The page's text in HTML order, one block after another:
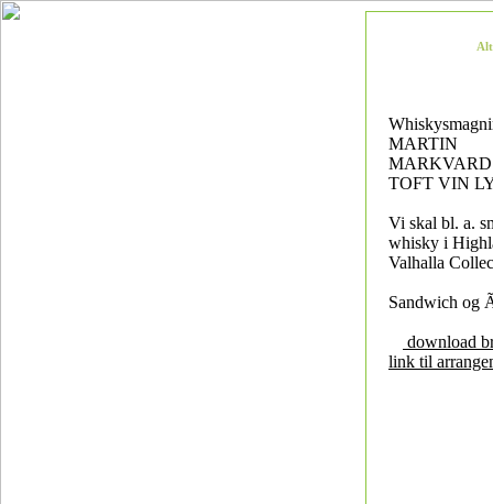
MARTIN
TOFT VIN
Vi skal bl. a.
whisky i
Valhalla
Sandwich og
download
link til